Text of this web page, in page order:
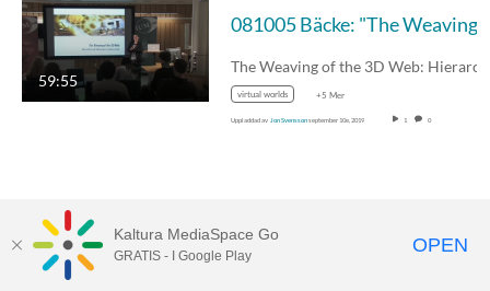
59:55
virtual worlds +5 Mer
Uppladdad av Jon Svenssonseptember 10e, 2019 1 0
Tillgänglighet på UMU
Kaltura MediaSpace Go
GRATIS - I Google Play OPEN